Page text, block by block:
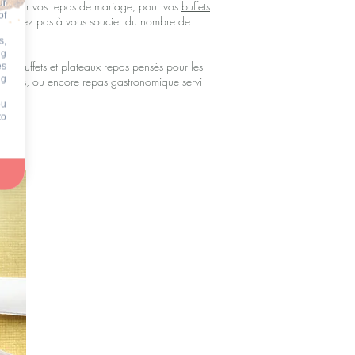
pour vos repas de mariage, pour vos buffets
pas à vous soucier du nombre de
buffets et plateaux repas pensés pour les
ou encore repas gastronomique servi